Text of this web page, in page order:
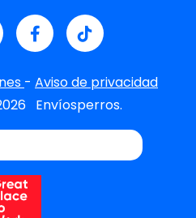
- Aviso de privacidad
Envíosperros.